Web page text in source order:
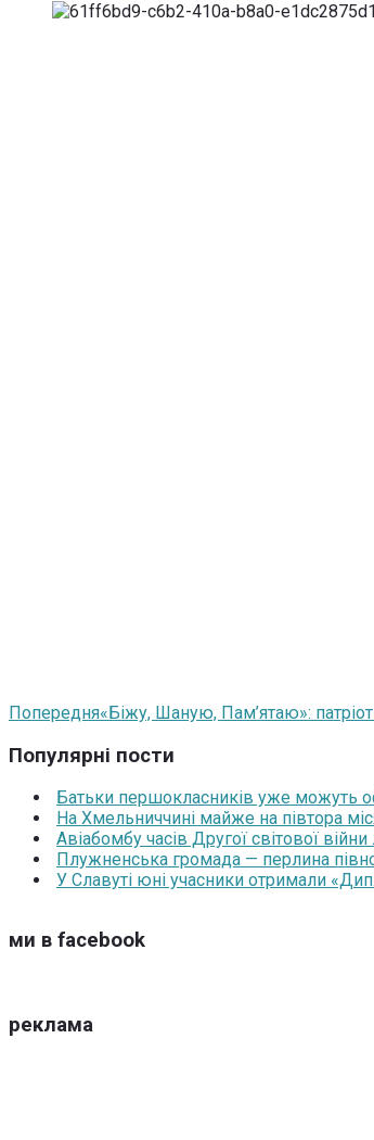
Попередня«Біжу, Шаную, Пам’ятаю»:
Популярні пости
Батьки першокласників уже можуть
На Хмельниччині майже на півтора
Авіабомбу часів Другої світової
Плужненська громада — перлина
У Славуті юні учасники отримали
ми в facebook
реклама